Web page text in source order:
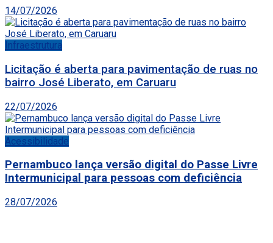
14/07/2026
Infraestrutura
Licitação é aberta para pavimentação de ruas no
bairro José Liberato, em Caruaru
22/07/2026
Acessibilidade
Pernambuco lança versão digital do Passe Livre
Intermunicipal para pessoas com deficiência
28/07/2026